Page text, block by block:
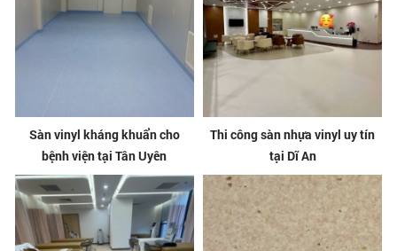
Sàn vinyl kháng khuẩn cho
bệnh viện tại Tân Uyên
Thi công sàn nhựa vinyl uy tín
tại Dĩ An